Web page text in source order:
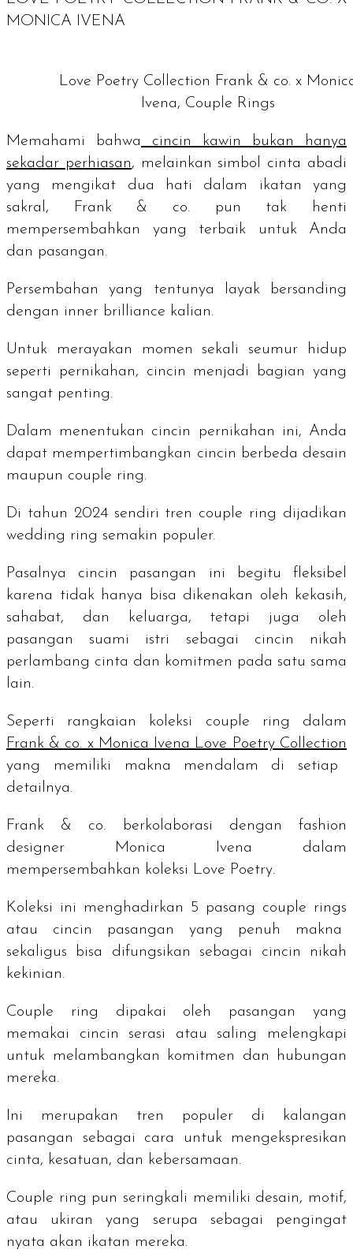
MONICA IVENA
Love Poetry Collection Frank & co. x
Ivena, Couple Rings
Memahami bahwa cincin kawin bukan hanya
sekadar perhiasan, melainkan simbol cinta abadi
yang mengikat dua hati dalam ikatan yang
sakral, Frank & co. pun tak henti
mempersembahkan yang terbaik untuk Anda
dan pasangan.
Persembahan yang tentunya layak bersanding
dengan inner brilliance kalian.
Untuk merayakan momen sekali seumur hidup
seperti pernikahan, cincin menjadi bagian yang
sangat penting.
Dalam menentukan cincin pernikahan ini, Anda
dapat mempertimbangkan cincin berbeda desain
maupun couple ring.
Di tahun 2024 sendiri tren couple ring dijadikan
wedding ring semakin populer.
Pasalnya cincin pasangan ini begitu fleksibel
karena tidak hanya bisa dikenakan oleh kekasih,
sahabat, dan keluarga, tetapi juga oleh
pasangan suami istri sebagai cincin nikah
perlambang cinta dan komitmen pada satu sama
lain.
Seperti rangkaian koleksi couple ring dalam
Frank & co. x Monica Ivena Love Poetry Collection
yang memiliki makna mendalam di setiap
detailnya.
Frank & co. berkolaborasi dengan fashion
designer Monica Ivena dalam
mempersembahkan koleksi Love Poetry.
Koleksi ini menghadirkan 5 pasang couple rings
atau cincin pasangan yang penuh makna
sekaligus bisa difungsikan sebagai cincin nikah
kekinian.
Couple ring dipakai oleh pasangan yang
memakai cincin serasi atau saling melengkapi
untuk melambangkan komitmen dan hubungan
mereka.
Ini merupakan tren populer di kalangan
pasangan sebagai cara untuk mengekspresikan
cinta, kesatuan, dan kebersamaan.
Couple ring pun seringkali memiliki desain, motif,
atau ukiran yang serupa sebagai pengingat
nyata akan ikatan mereka.